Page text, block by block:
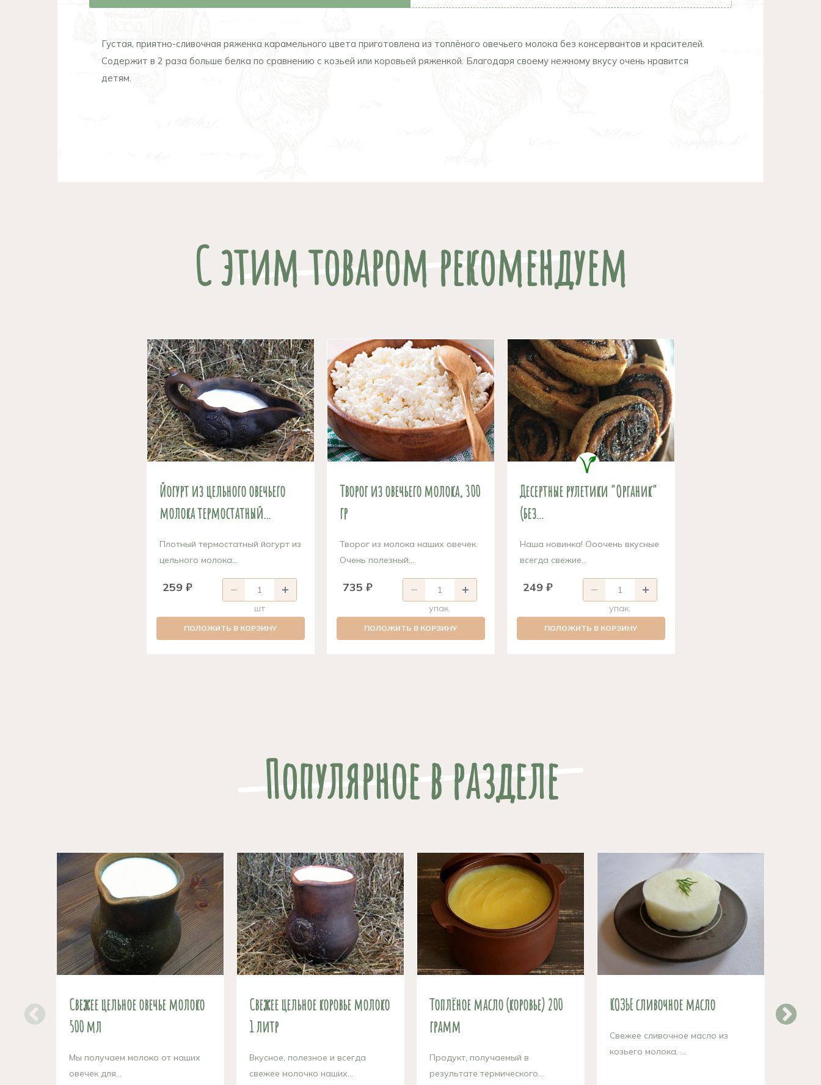
Густая, приятно-сливочная ряженка карамельного цвета приготовлена из топлёного овечьего молока без консервантов и красителей.
Содержит в 2 раза больше белка по сравнению с козьей или коровьей ряженкой. Благодаря своему нежному вкусу очень нравится
детям.
С этим товаром рекомендуем
Йогурт из цельного овечьего
молока термостатный...
Плотный термостатный йогурт из
цельного молока...
259 ₽
шт
ПОЛОЖИТЬ В КОРЗИНУ
Творог из овечьего молока, 300
гр
Творог из молока наших овечек.
Очень полезный,...
735 ₽
упак.
ПОЛОЖИТЬ В КОРЗИНУ
Десертные рулетики "Органик"
(без...
Наша новинка! Ооочень вкусные
всегда свежие...
249 ₽
упак.
ПОЛОЖИТЬ В КОРЗИНУ
Популярное в разделе
Свежее цельное овечье молоко
500 мл
Мы получаем молоко от наших
овечек для...
Свежее цельное коровье молоко
1 литр
Вкусное, полезное и всегда
свежее молочко наших...
Топлёное масло (коровье) 200
грамм
Продукт, получаемый в
результате термического...
КОЗЬЕ сливочное масло
Свежее сливочное масло из
козьего молока. ...
литр